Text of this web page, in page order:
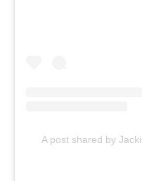
A post shared by